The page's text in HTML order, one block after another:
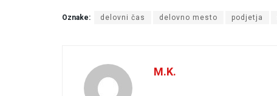
Oznake: delovni čas delovno mesto podjetja
M.K.